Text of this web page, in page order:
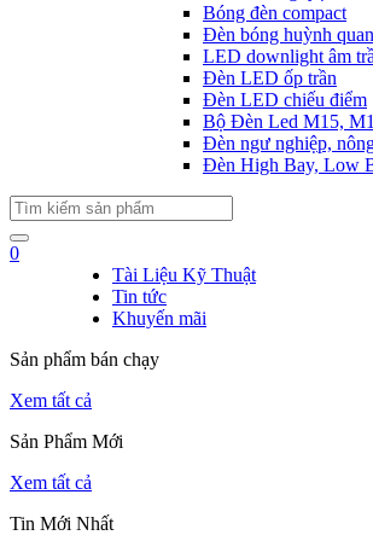
Bóng đèn compact
Đèn bóng huỳnh
LED downlight âm
Đèn LED ốp trần
Đèn LED chiếu điểm
Bộ Đèn Led M15,
Đèn ngư nghiệp,
Đèn High Bay, Low
0
Tài Liệu Kỹ Thuật
Tin tức
Khuyến mãi
Sản phẩm bán chạy
Xem tất cả
Sản Phẩm Mới
Xem tất cả
Tin Mới Nhất